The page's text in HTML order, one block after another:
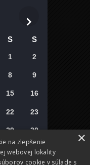
S S
1 2
8 9
15 16
22 23
29 30
6
×
na zlepšenie
webovej lokality
cookie v súlade s